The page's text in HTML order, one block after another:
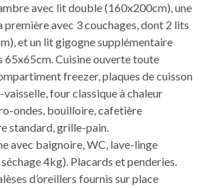
avec lit double (160x200cm), une
première avec 3 couchages, dont 2 lits
et un lit gigogne supplémentaire
Cuisine ouverte toute
freezer, plaques de cuisson
four classique à chaleur
ondes, bouilloire, cafetière
standard, grille-pain.
avec baignoire, WC, lave-linge
4kg). Placards et penderies.
d’oreillers fournis sur place